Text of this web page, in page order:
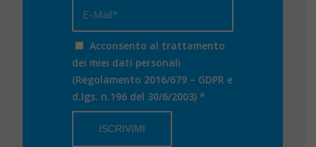
Acconsento al trattamento
dei miei dati personali
(Regolamento 2016/679 – GDPR e
d.lgs. n.196 del 30/6/2003)*